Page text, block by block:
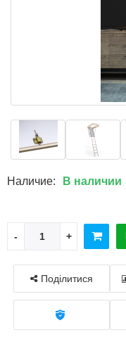
Наличие: В наличии
Поділитися